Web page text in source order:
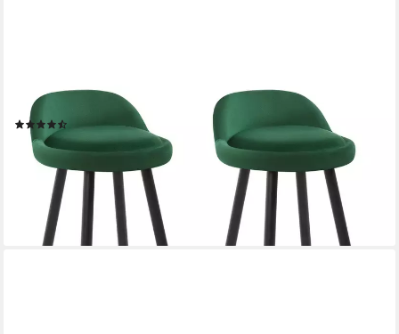
(18)
67,99 € UVP136,99 €
(34,00 €/ 1 Stk)
lieferbar - in 3-4 Werktagen bei dir